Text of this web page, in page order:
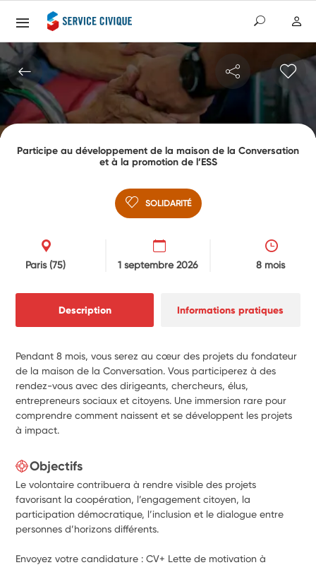
Participe au développement de la maison de la Conversation
et à la promotion de l’ESS
SOLIDARITÉ
Paris(75) 1 septembre 2026 8 mois
Description Informations pratiques
Pendant 8 mois, vous serez au cœur des projets du fondateur
de la maison de la Conversation. Vous participerez à des
rendez-vous avec des dirigeants, chercheurs, élus,
entrepreneurs sociaux et citoyens. Une immersion rare pour
comprendre comment naissent et se développent les projets
à impact.
Objectifs
Le volontaire contribuera à rendre visible des projets
favorisant la coopération, l’engagement citoyen, la
participation démocratique, l’inclusion et le dialogue entre
personnes d’horizons différents.
Envoyez votre candidature : CV+ Lette de motivation à